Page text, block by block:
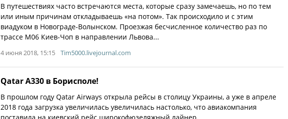
В путешествиях часто встречаются места, которые сразу замечаешь, но по тем
или иным причинам откладываешь «на потом». Так происходило и с этим
виадуком в Новограде-Волынском. Проезжая бесчисленное количество раз по
трассе М06 Киев-Чоп в направлении Львова...
4 июня 2018, 15:15 Tim5000.livejournal.com
Qatar A330 в Борисполе!
В прошлом году Qatar Airways открыла рейсы в столицу Украины, а уже в апреле
2018 года загрузка увеличилась увеличилась настолько, что авиакомпания